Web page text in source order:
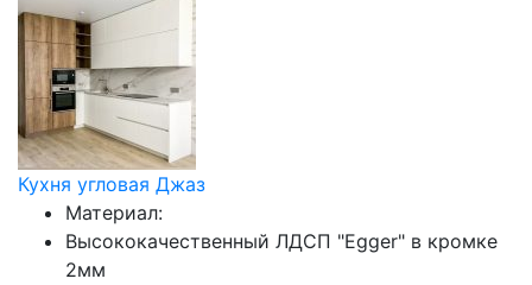
Кухня угловая Джаз
Материал:
Высококачественный ЛДСП "Egger" в кромке
2мм